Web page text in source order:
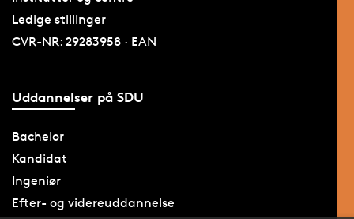
Ledige stillinger
CVR-NR: 29283958 · EAN
Uddannelser på SDU
Bachelor
Kandidat
Ingeniør
Efter- og videreuddannelse